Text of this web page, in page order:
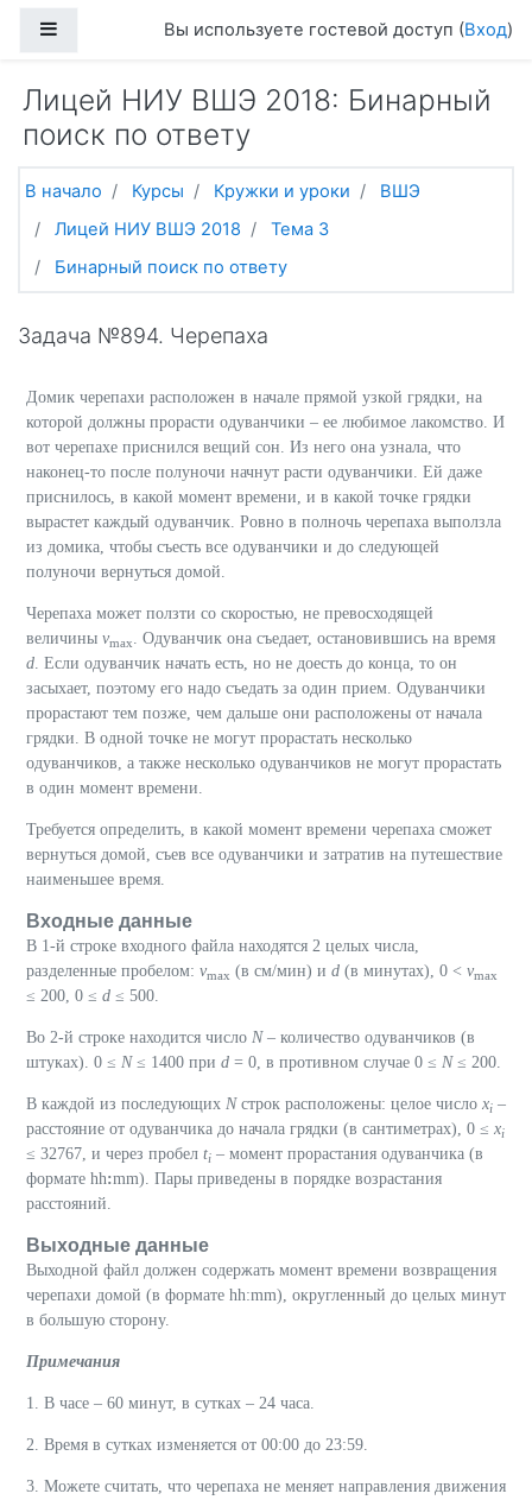
Боковая панельВы используете гостевой доступ (Вход)
Лицей НИУ ВШЭ 2018: Бинарный
поиск по ответу
В начало Курсы Кружки и уроки
ВШЭ
Лицей НИУ ВШЭ 2018
Тема 3
Бинарный поиск по ответу
Задача №894. Черепаха
Домик черепахи расположен в начале прямой узкой грядки, на
которой должны прорасти одуванчики – ее любимое лакомство. И
вот черепахе приснился вещий сон. Из него она узнала, что
наконец-то после полуночи начнут расти одуванчики. Ей даже
приснилось, в какой момент времени, и в какой точке грядки
вырастет каждый одуванчик. Ровно в полночь черепаха выползла
из домика, чтобы съесть все одуванчики и до следующей
полуночи вернуться домой.
Черепаха может ползти со скоростью, не превосходящей
величины vmax
. Одуванчик она съедает, остановившись на время
d . Если одуванчик начать есть, но не доесть до конца, то он
засыхает, поэтому его надо съедать за один прием. Одуванчики
прорастают тем позже, чем дальше они расположены от начала
грядки. В одной точке не могут прорастать несколько
одуванчиков, а также несколько одуванчиков не могут прорастать
в один момент времени.
Требуется определить, в какой момент времени черепаха сможет
вернуться домой, съев все одуванчики и затратив на путешествие
наименьшее время.
Входные данные
В 1-й строке входного файла находятся 2 целых числа,
разделенные пробелом: vmax (в см/мин) и d (в минутах), 0 < vmax
≤ 200, 0 ≤ d ≤ 500.
Во 2-й строке находится число N– количество одуванчиков (в
штуках). 0 ≤ N ≤ 1400 при d = 0, в противном случае 0 ≤ N ≤ 200.
В каждой из последующих Nстрок расположены: целое число xi –
расстояние от одуванчика до начала грядки (в сантиметрах), 0 ≤ xi
≤ 32767, и через пробел ti – момент прорастания одуванчика (в
формате hh:mm). Пары приведены в порядке возрастания
расстояний.
Выходные данные
Выходной файл должен содержать момент времени возвращения
черепахи домой (в формате hh:mm), округленный до целых минут
в большую сторону.
Примечания
1. В часе – 60 минут, в сутках – 24 часа.
2. Время в сутках изменяется от 00:00 до 23:59.
3. Можете считать, что черепаха не меняет направления движения